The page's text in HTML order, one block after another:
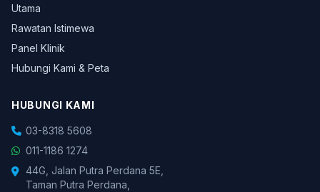
Utama
Rawatan Istimewa
Panel Klinik
Hubungi Kami & Peta
HUBUNGI KAMI
03-8318 5608
011-1186 1274
44G, Jalan Putra Perdana 5E,
Taman Putra Perdana,